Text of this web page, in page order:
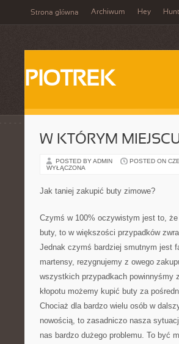
Strona główna Archiwum Hey
PIOTREK
W KTÓRYM
POSTED BY ADMIN POSTED ON
WYŁĄCZONA
Jak taniej zakupić buty zimowe?
Czymś w 100% oczywistym jest to,
buty, to w większości przypadków
Jednak czymś bardziej smutnym jest
martensy, rezygnujemy z owego
wszystkich przypadkach powinnyśmy
kłopotu możemy kupić buty za
Chociaż dla bardzo wielu osób w
nowością, to zasadniczo nasza
nas bardzo dużego problemu. To być